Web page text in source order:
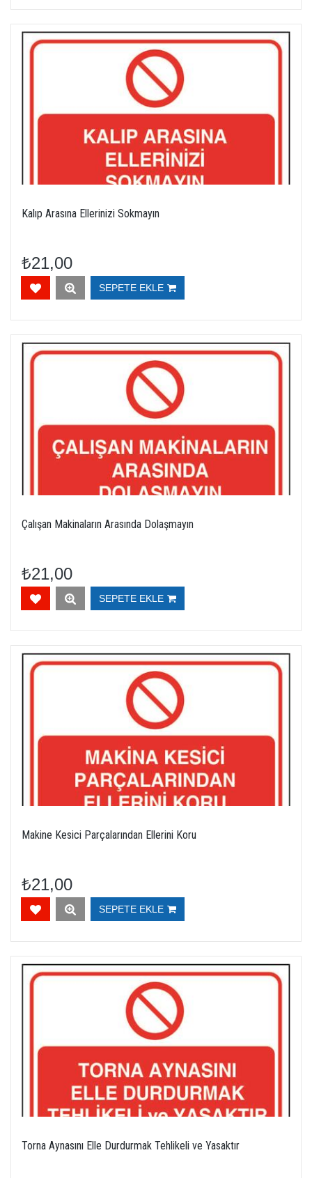
Kalıp Arasına Ellerinizi Sokmayın
₺21,00
SEPETE EKLE
Çalışan Makinaların Arasında Dolaşmayın
₺21,00
SEPETE EKLE
Makine Kesici Parçalarından Ellerini Koru
₺21,00
SEPETE EKLE
Torna Aynasını Elle Durdurmak Tehlikeli ve Yasaktır